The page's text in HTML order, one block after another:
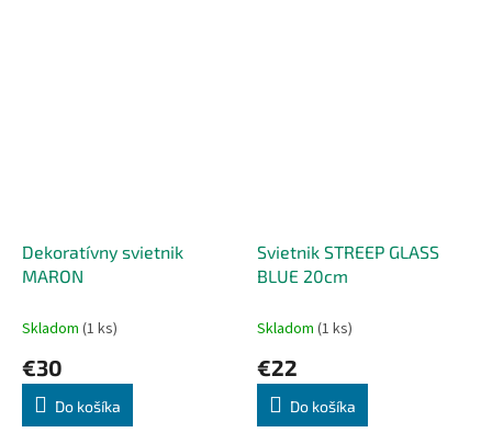
Dekoratívny svietnik
MARON
Skladom (1 ks)
€30
Do košíka
Svietnik STREEP GLASS
BLUE 20cm
Skladom (1 ks)
€22
Do košíka